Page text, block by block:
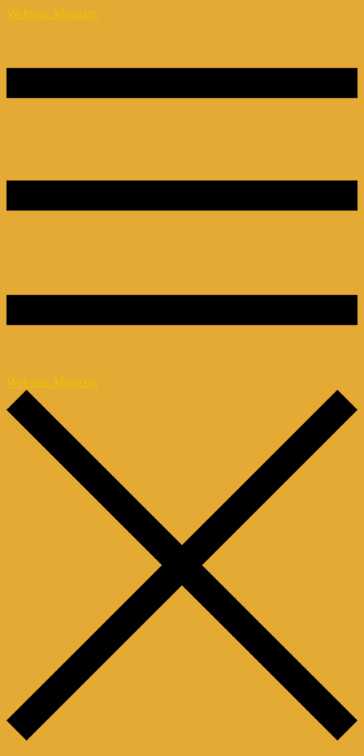
Webinar Magazin
Webinar Magazin